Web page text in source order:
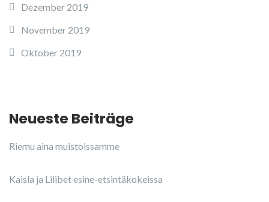
Dezember 2019
November 2019
Oktober 2019
Neueste Beiträge
Riemu aina muistoissamme
Kaisla ja Lilibet esine-etsintäkokeissa